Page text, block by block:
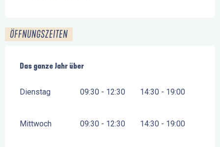
ÖFFNUNGSZEITEN
Das ganze Jahr über
Das ganze Jahr über
Dienstag 09:30 - 12:30 14:30 - 19:00
Mittwoch 09:30 - 12:30 14:30 - 19:00